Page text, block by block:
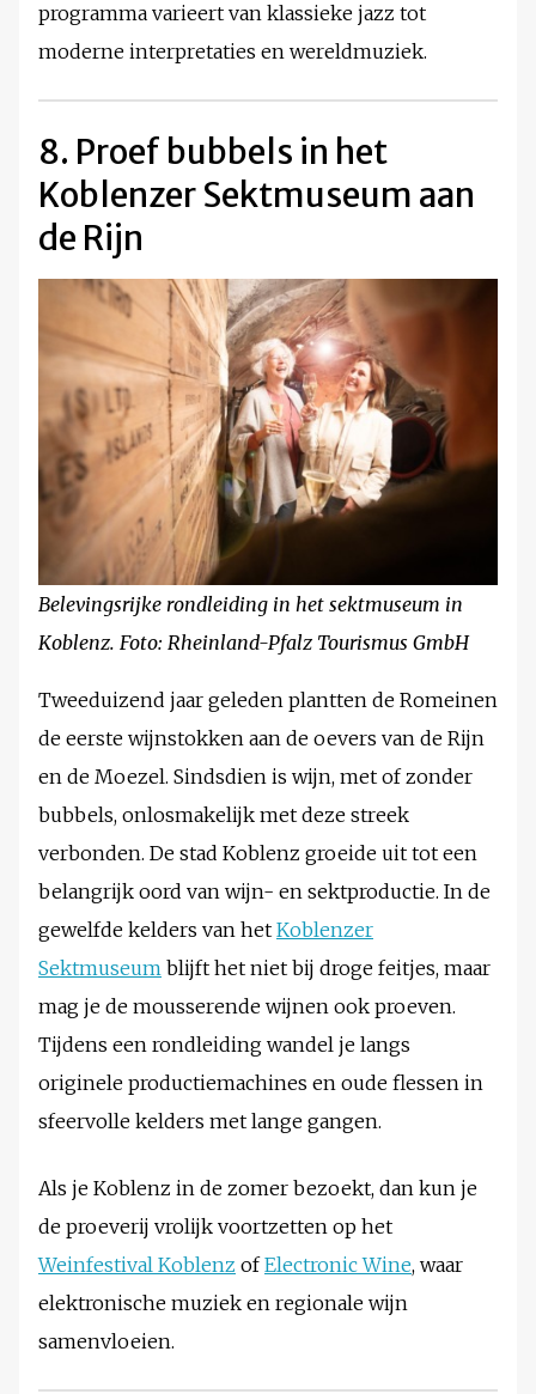
programma varieert van klassieke jazz tot
moderne interpretaties en wereldmuziek.
8. Proef bubbels in het
Koblenzer Sektmuseum aan
de Rijn
Belevingsrijke rondleiding in het sektmuseum in
Koblenz. Foto: Rheinland-Pfalz Tourismus GmbH
Tweeduizend jaar geleden plantten de Romeinen
de eerste wijnstokken aan de oevers van de Rijn
en de Moezel. Sindsdien is wijn, met of zonder
bubbels, onlosmakelijk met deze streek
verbonden. De stad Koblenz groeide uit tot een
belangrijk oord van wijn- en sektproductie. In de
gewelfde kelders van het Koblenzer
Sektmuseum blijft het niet bij droge feitjes, maar
mag je de mousserende wijnen ook proeven.
Tijdens een rondleiding wandel je langs
originele productiemachines en oude flessen in
sfeervolle kelders met lange gangen.
Als je Koblenz in de zomer bezoekt, dan kun je
de proeverij vrolijk voortzetten op het
Weinfestival Koblenz ofElectronic Wine, waar
elektronische muziek en regionale wijn
samenvloeien.